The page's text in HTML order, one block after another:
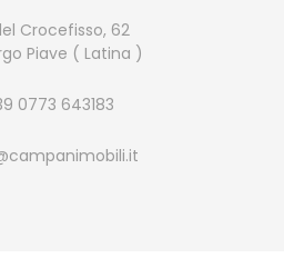
Crocefisso, 62
Piave ( Latina )
0773 643183